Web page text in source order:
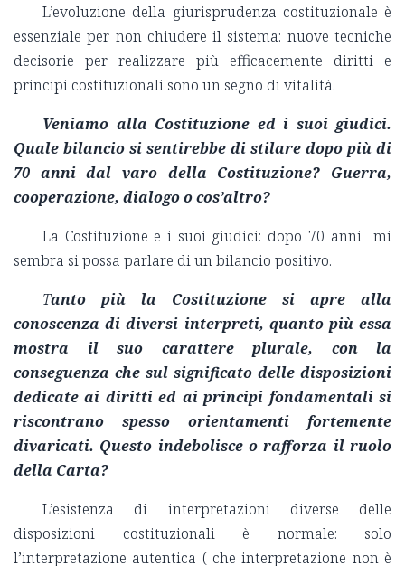
L’evoluzione della giurisprudenza costituzionale è
essenziale per non chiudere il sistema: nuove tecniche
decisorie per realizzare più efficacemente diritti e
principi costituzionali sono un segno di vitalità.
Veniamo alla Costituzione ed i suoi giudici.
Quale bilancio si sentirebbe di stilare dopo più di
70 anni dal varo della Costituzione? Guerra,
cooperazione, dialogo o cos’altro?
La Costituzione e i suoi giudici: dopo 70 anni mi
sembra si possa parlare di un bilancio positivo.
Tanto più la Costituzione si apre alla
conoscenza di diversi interpreti, quanto più essa
mostra il suo carattere plurale, con la
conseguenza che sul significato delle disposizioni
dedicate ai diritti ed ai principi fondamentali si
riscontrano spesso orientamenti fortemente
divaricati. Questo indebolisce o rafforza il ruolo
della Carta?
L’esistenza di interpretazioni diverse delle
disposizioni costituzionali è normale: solo
l’interpretazione autentica ( che interpretazione non è